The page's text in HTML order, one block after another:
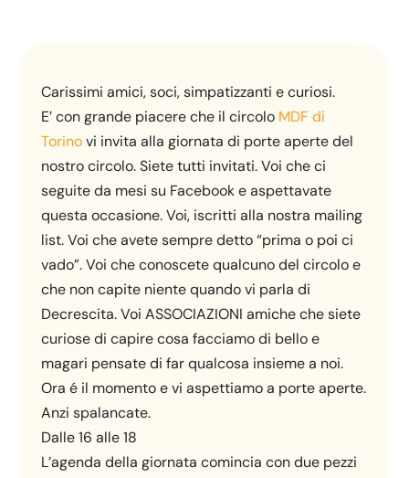
Carissimi amici, soci, simpatizzanti e curiosi.
E’ con grande piacere che il circolo MDF di
Torinovi invita alla giornata di porte aperte del
nostro circolo. Siete tutti invitati. Voi che ci
seguite da mesi su Facebook e aspettavate
questa occasione. Voi, iscritti alla nostra mailing
list. Voi che avete sempre detto “prima o poi ci
vado”. Voi che conoscete qualcuno del circolo e
che non capite niente quando vi parla di
Decrescita. Voi ASSOCIAZIONI amiche che siete
curiose di capire cosa facciamo di bello e
magari pensate di far qualcosa insieme a noi.
Ora é il momento e vi aspettiamo a porte aperte.
Anzi spalancate.
Dalle 16 alle 18
L’agenda della giornata comincia con due pezzi